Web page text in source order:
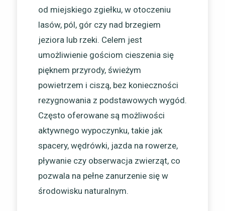
od miejskiego zgiełku, w otoczeniu
lasów, pól, gór czy nad brzegiem
jeziora lub rzeki. Celem jest
umożliwienie gościom cieszenia się
pięknem przyrody, świeżym
powietrzem i ciszą, bez konieczności
rezygnowania z podstawowych wygód.
Często oferowane są możliwości
aktywnego wypoczynku, takie jak
spacery, wędrówki, jazda na rowerze,
pływanie czy obserwacja zwierząt, co
pozwala na pełne zanurzenie się w
środowisku naturalnym.